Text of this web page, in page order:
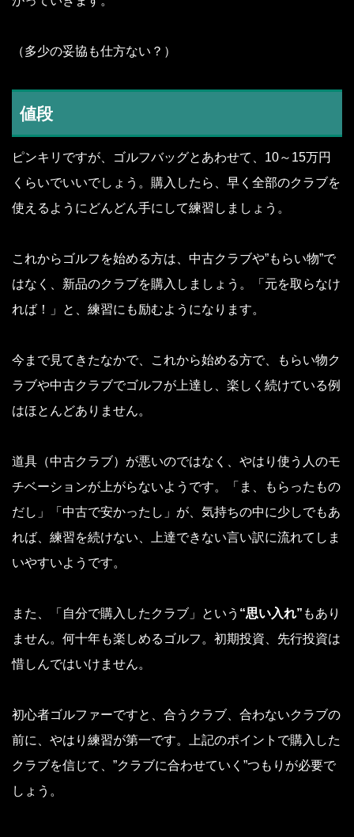
（多少の妥協も仕方ない？）
値段
ピンキリですが、ゴルフバッグとあわせて、10～15万円
くらいでいいでしょう。購入したら、早く全部のクラブを
使えるようにどんどん手にして練習しましょう。
これからゴルフを始める方は、中古クラブや”もらい物”で
はなく、新品のクラブを購入しましょう。「元を取らなけ
れば！」と、練習にも励むようになります。
今まで見てきたなかで、これから始める方で、もらい物ク
ラブや中古クラブでゴルフが上達し、楽しく続けている例
はほとんどありません。
道具（中古クラブ）が悪いのではなく、やはり使う人のモ
チベーションが上がらないようです。「ま、もらったもの
だし」「中古で安かったし」が、気持ちの中に少しでもあ
れば、練習を続けない、上達できない言い訳に流れてしま
いやすいようです。
また、「自分で購入したクラブ」という “思い入れ” もあり
ません。何十年も楽しめるゴルフ。初期投資、先行投資は
惜しんではいけません。
初心者ゴルファーですと、合うクラブ、合わないクラブの
前に、やはり練習が第一です。上記のポイントで購入した
クラブを信じて、”クラブに合わせていく”つもりが必要で
しょう。